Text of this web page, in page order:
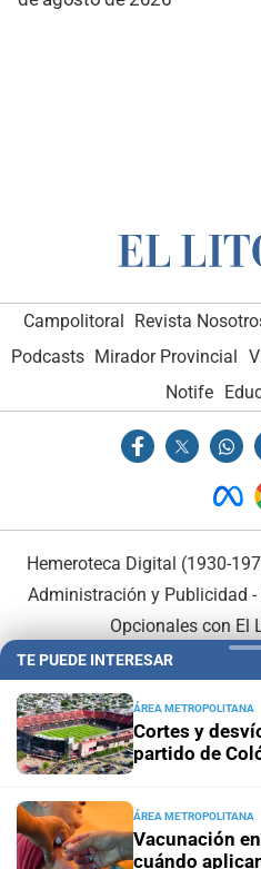
Campolitoral Revista
Podcasts Mirador Provincial
Notife
Hemeroteca Digital (1930-
Administración y Publicidad -
Opcionales con El
En
TE PUEDE INTERESAR
ÁREA METROPOLITANA
Cortes y
partido de
ÁREA METROPOLITANA
Vacunación
cuándo